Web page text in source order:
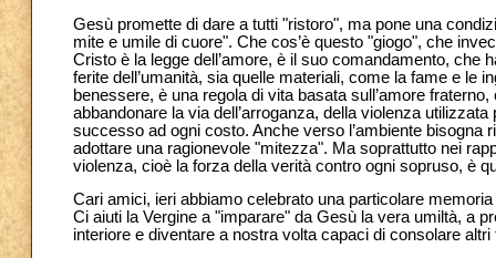
Gesù promette di dare a tutti "ristoro", ma pone una
mite e umile di cuore". Che cos’è questo "giogo", che
Cristo è la legge dell’amore, è il suo comandamento, che
ferite dell’umanità, sia quelle materiali, come la fame e le
benessere, è una regola di vita basata sull’amore
abbandonare la via dell’arroganza, della violenza
successo ad ogni costo. Anche verso l’ambiente
adottare una ragionevole "mitezza". Ma soprattutto nei
violenza, cioè la forza della verità contro ogni sopruso, è
Cari amici, ieri abbiamo celebrato una particolare
Ci aiuti la Vergine a "imparare" da Gesù la vera umiltà, a
interiore e diventare a nostra volta capaci di consolare